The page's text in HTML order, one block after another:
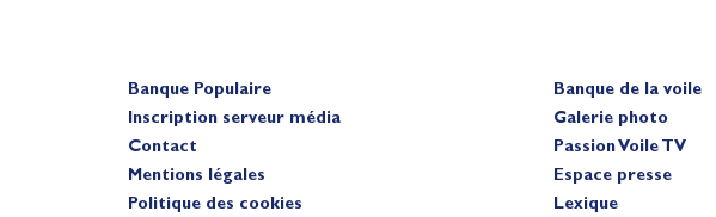
Banque Populaire
Inscription serveur média
Contact
Mentions légales
Politique des cookies
Banque de la voile
Galerie photo
Passion Voile TV
Espace presse
Lexique